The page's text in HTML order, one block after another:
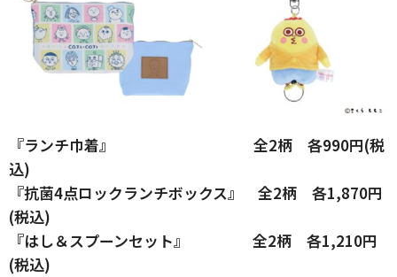
『ランチ巾着』 全2柄 各990円(税
込)
『抗菌4点ロックランチボックス』 全2柄 各1,870円
(税込)
『はし＆スプーンセット』 全2柄 各1,210円
(税込)